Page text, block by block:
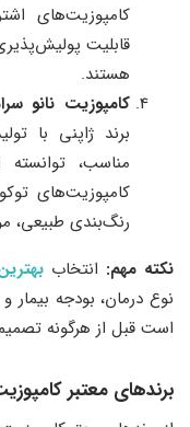
کامپوزیت‌های
قابلیت
هستند.
کامپوزیت نانو
برند ژاپنی با
مناسب،
کامپوزیت‌های
رنگ‌بندی طبیعی،
نکته مهم: انتخاب
نوع درمان، بودجه بیمار
است قبل از هرگونه
برندهای معتبر